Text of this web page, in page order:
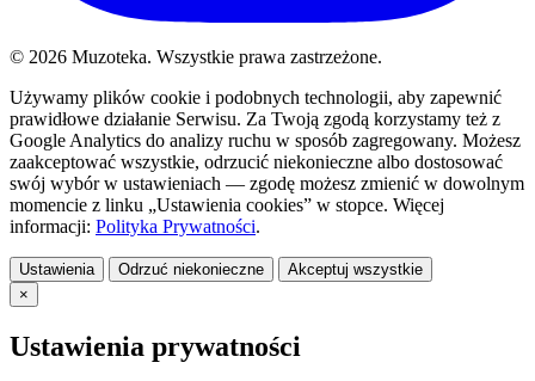
© 2026 Muzoteka. Wszystkie prawa zastrzeżone.
Używamy plików cookie i podobnych technologii, aby zapewnić
prawidłowe działanie Serwisu. Za Twoją zgodą korzystamy też z
Google Analytics do analizy ruchu w sposób zagregowany. Możesz
zaakceptować wszystkie, odrzucić niekonieczne albo dostosować
swój wybór w ustawieniach — zgodę możesz zmienić w dowolnym
momencie z linku „Ustawienia cookies” w stopce. Więcej
informacji: Polityka Prywatności.
Ustawienia Odrzuć niekonieczne
Akceptuj wszystkie
×
Ustawienia prywatności